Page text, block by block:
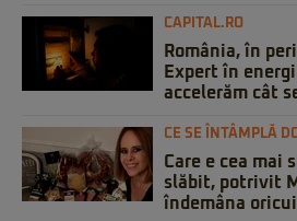
CAPITAL.RO
România, în
Expert în
accelerăm cât
CE SE ÎNTÂMPLĂ
Care e cea mai
slăbit, potrivit
îndemâna